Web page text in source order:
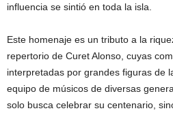
influencia se sintió en toda la isla.
Este homenaje es un tributo a la
repertorio de Curet Alonso, cuyas
interpretadas por grandes figuras de
equipo de músicos de diversas
solo busca celebrar su centenario,